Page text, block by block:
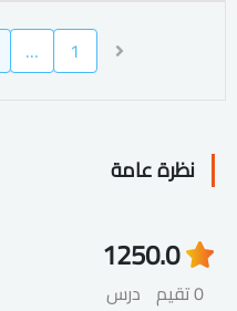
1
…
نظرة عامة
0.0
0 تقيم
125
درس